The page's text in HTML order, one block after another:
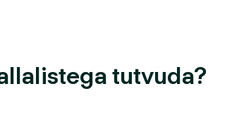
tutvuda?